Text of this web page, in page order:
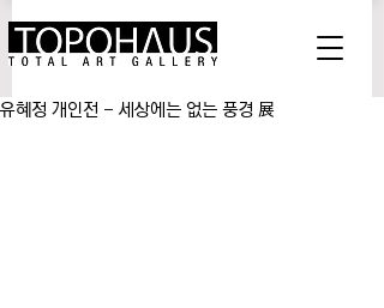
유혜정 개인전 - 세상에는 없는 풍경 展